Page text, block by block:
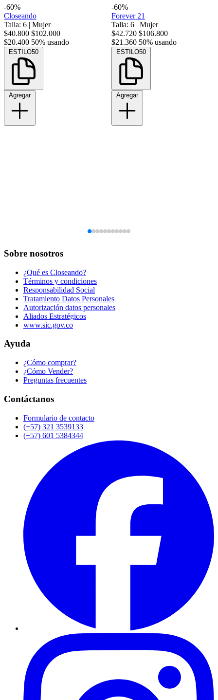
-60%
Closeando
Talla: 6 | Mujer
$40.800 $102.000
$20.400 50% usando
ESTILO50
Agregar
-60%
Forever 21
Talla: 6 | Mujer
$42.720 $106.800
$21.360 50% usando
ESTILO50
Agregar
Sobre nosotros
¿Qué es Closeando?
Términos y condiciones
Responsabilidad Social
Tratamiento Datos Personales
Autorización datos personales
Aliados Estratégicos
www.sic.gov.co
Ayuda
¿Cómo comprar?
¿Cómo Vender?
Preguntas frecuentes
Contáctanos
Formulario de contacto
(+57) 321 3539133
(+57) 601 5384344